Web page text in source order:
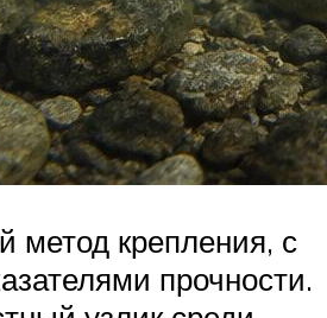
метод крепления, с
прочности.